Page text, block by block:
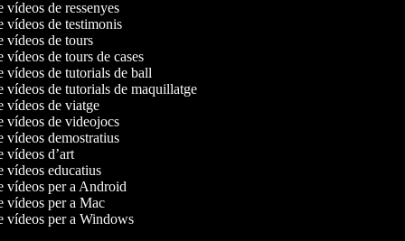
vídeos de ressenyes
vídeos de testimonis
vídeos de tours
vídeos de tours de cases
vídeos de tutorials de ball
vídeos de tutorials de maquillatge
vídeos de viatge
vídeos de videojocs
vídeos demostratius
vídeos d’art
vídeos educatius
vídeos per a Android
vídeos per a Mac
vídeos per a Windows